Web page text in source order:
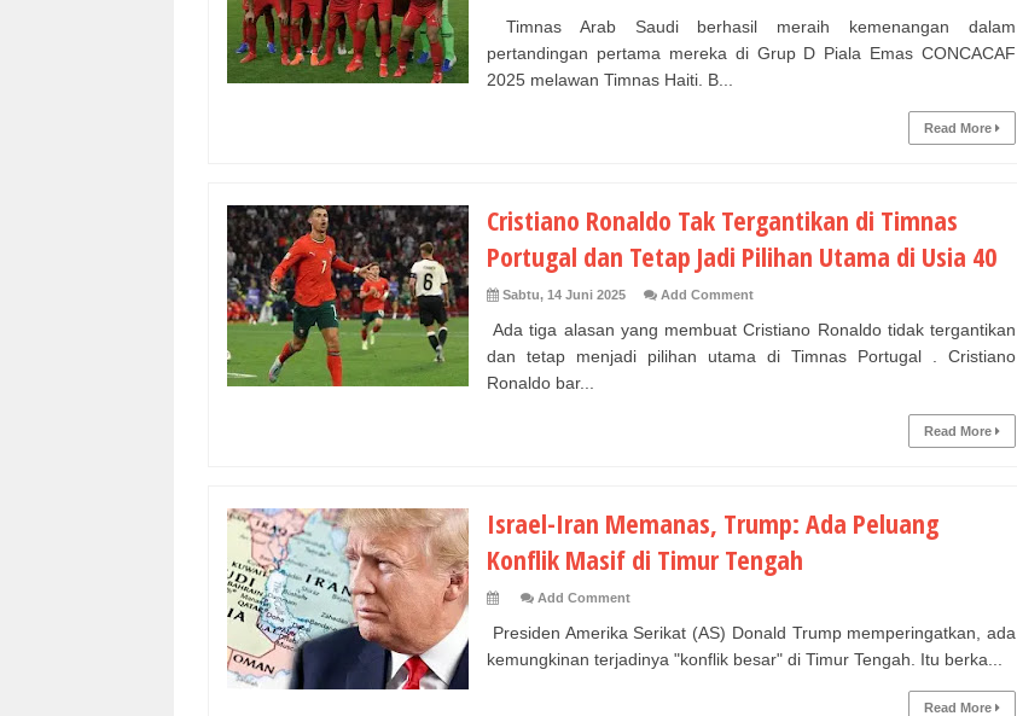
Timnas Arab Saudi berhasil meraih kemenangan dalam
pertandingan pertama mereka di Grup D Piala Emas CONCACAF
2025 melawan Timnas Haiti. B...
Read More
Cristiano Ronaldo Tak Tergantikan di Timnas
Portugal dan Tetap Jadi Pilihan Utama di Usia 40
Sabtu, 14 Juni 2025 Add Comment
Ada tiga alasan yang membuat Cristiano Ronaldo tidak tergantikan
dan tetap menjadi pilihan utama di Timnas Portugal . Cristiano
Ronaldo bar...
Read More
Israel-Iran Memanas, Trump: Ada Peluang
Konflik Masif di Timur Tengah
Add Comment
Presiden Amerika Serikat (AS) Donald Trump memperingatkan, ada
kemungkinan terjadinya "konflik besar" di Timur Tengah. Itu berka...
Read More